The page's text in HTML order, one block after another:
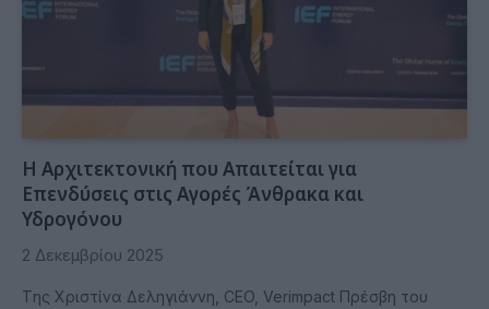
Η Αρχιτεκτονική που Απαιτείται για
Επενδύσεις στις Αγορές Άνθρακα και
Υδρογόνου
2 Δεκεμβρίου 2025
Tης Χριστίνα Δεληγιάννη, CEO, Verimpact Πρέσβη του